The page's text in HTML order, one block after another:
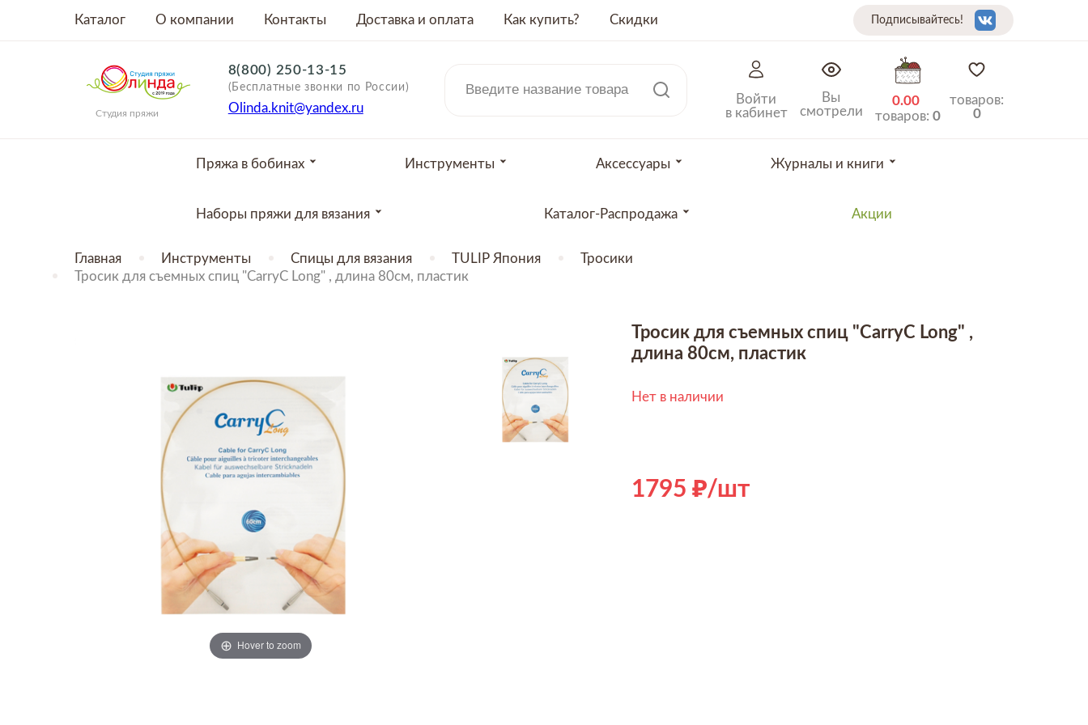
Каталог О компании Контакты Доставка и оплата Как купить? Скидки Подписывайтесь!
Студия пряжи
8(800) 250-13-15
(Бесплатные звонки по России)
Olinda.knit@yandex.ru
Войти
в кабинет
Вы
смотрели
0.00
товаров: 0
товаров:
0
Пряжа в бобинах Инструменты Аксессуары Журналы и книги
Наборы пряжи для вязания Каталог-Распродажа Акции
Главная Инструменты Спицы для вязания TULIP Япония
Тросики
Тросик для съемных спиц "CarryC Long" , длина 80см, пластик
Hover to zoom
Тросик для съемных спиц "CarryC Long" ,
длина 80см, пластик
Нет в наличии
1795 /шт